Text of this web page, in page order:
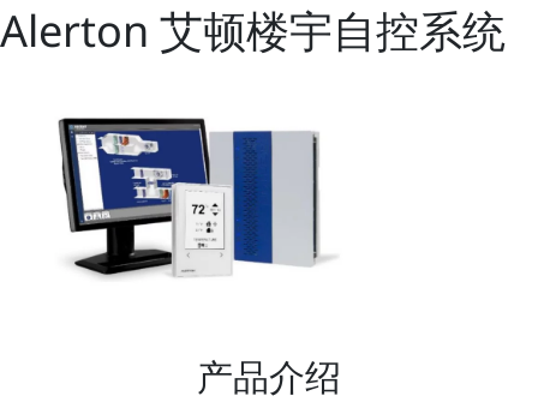
Alerton 艾顿楼宇自控系统
产品介绍